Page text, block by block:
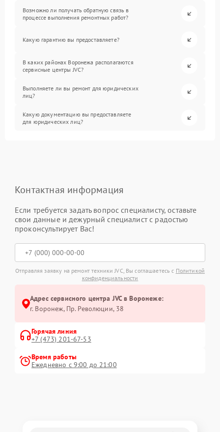
Возможно ли получать обратную связь в
процессе выполнения ремонтных работ?
Какую гарантию вы предоставляете?
В каких районах Воронежа располагаются
сервисные центры JVC?
Выполняете ли вы ремонт для юридических
лиц?
Какую документацию вы предоставляете
для юридических лиц?
Контактная информация
Если требуется задать вопрос специалисту, оставьте
свои данные и дежурный специалист с радостью
проконсультирует Вас!
Отправляя заявку на ремонт техники JVC, Вы соглашаетесь с Политикой
конфиденциальности
Адрес сервисного центра JVC в Воронеже:
г. Воронеж, Пр. Революции, 38
Горячая линия
+7 (473) 201-67-53
Время работы
Ежедневно с 9:00 до 21:00